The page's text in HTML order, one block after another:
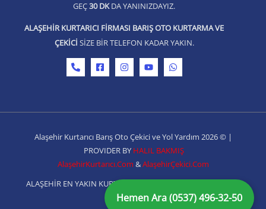
Hemen Ara (0537) 496-32-50
GEÇ30 DKDA YANINIZDAYIZ.
ALAŞEHIR KURTARICI FIRMASI BARIŞ OTO KURTARMA VE
ÇEKICI SIZE BIR TELEFON KADAR YAKIN.
Alaşehir Kurtarıcı Barış Oto Çekici ve Yol Yardım 2026 © |
PROVIDER BY HALIL BAKMIŞ
AlaşehirKurtarıcı.Com &AlaşehirÇekici.Com
ALAŞEHİR EN YAKIN KURTARICI 7/24 AÇIĞIZ HEMEN ARAYIN!
(0530) 558 5236